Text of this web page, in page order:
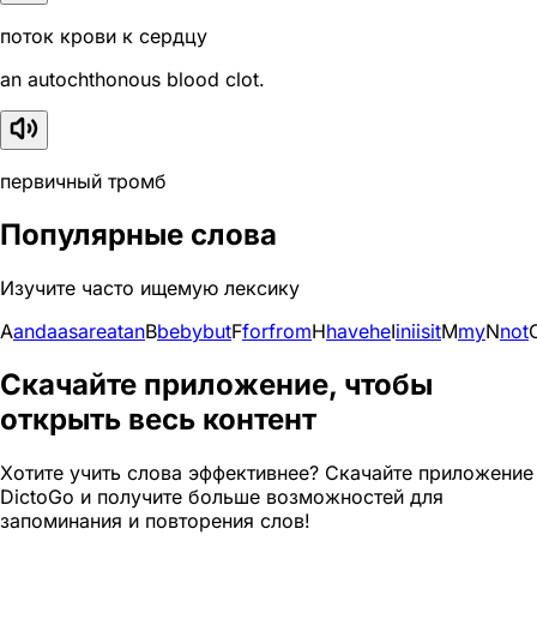
поток крови к сердцу
an autochthonous blood clot.
первичный тромб
Популярные слова
Изучите часто ищемую лексику
AandaasareatanBbebybutFforfromHhaveheIiniisitMmyNnot
Скачайте приложение, чтобы
открыть весь контент
Хотите учить слова эффективнее? Скачайте приложение
DictoGo и получите больше возможностей для
запоминания и повторения слов!